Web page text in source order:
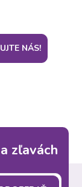
NÁS!
zľavách